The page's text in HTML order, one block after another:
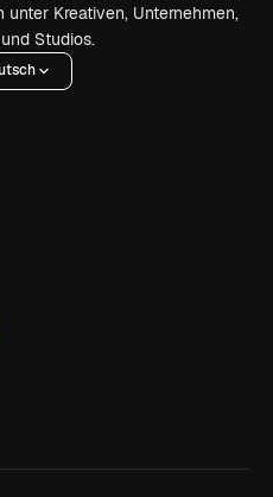
Kreativen, Unternehmen,
Studios.